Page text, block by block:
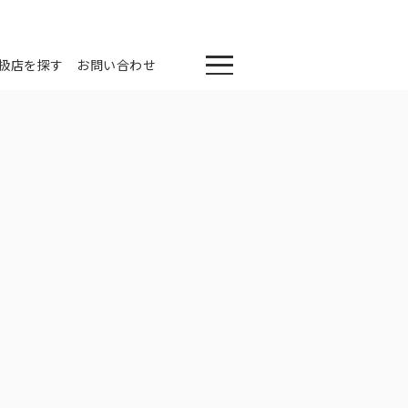
店を探す お問い合わせ